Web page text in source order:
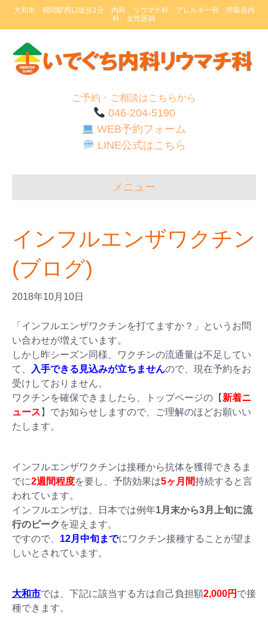
大和市 鶴間駅西口徒歩1分 内科 リウマチ科 アレルギー科 呼吸器内
科 女性医師
ご予約・ご相談はこちらから
046-204-5190
WEB予約フォーム
LINE公式はこちら
メニュー
インフルエンザワクチン
(ブログ)
2018年10月10日
「インフルエンザワクチンを打てますか？」というお問
い合わせが増えています。
しかし昨シーズン同様、ワクチンの流通量は不足してい
て、
入手できる見込みが立ちませんので、現在予約をお
受けしておりません。
ワクチンを確保できましたら、トップページの【 新着ニ
ュース 】でお知らせしますので、ご理解のほどお願いい
たします。
インフルエンザワクチンは接種から抗体を獲得できるま
でに2週間程度を要し、予防効果は5ヶ月間持続すると言
われています。
インフルエンザは、日本では例年1月末から3月上旬に流
行のピーク を迎えます。
ですので、 12月中旬までにワクチン接種することが望ま
しいとされています。
大和市では、下記に該当する方は自己負担額2,000円 で接
種できます。